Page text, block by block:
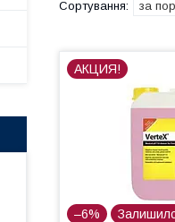
АКЦИЯ!
–6%